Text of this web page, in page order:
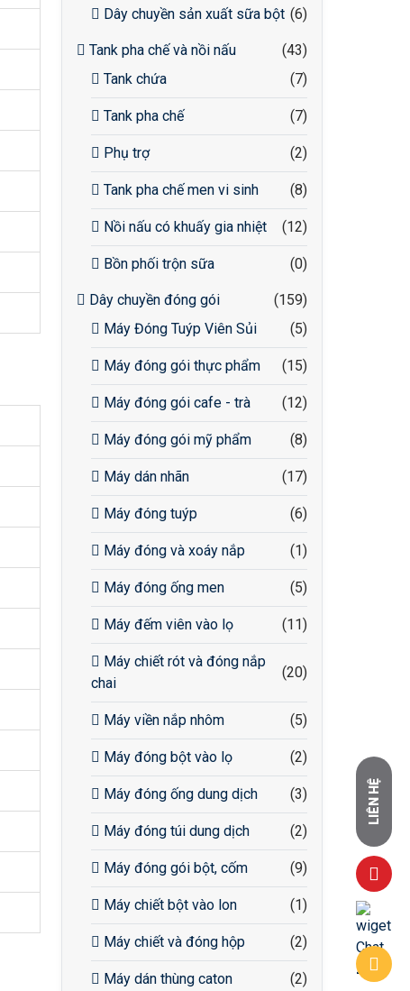
Dây chuyền sản xuất sữa bột (6)
Tank pha chế và nồi nấu
(43)
Tank chứa
(7)
Tank pha chế (7)
Phụ trợ (2)
Tank pha chế men vi sinh (8)
Nồi nấu có khuấy gia nhiệt (12)
Bồn phối trộn sữa (0)
Dây chuyền đóng gói
(159)
Máy Đóng Tuýp Viên Sủi
(5)
Máy đóng gói thực phẩm (15)
Máy đóng gói cafe - trà (12)
Máy đóng gói mỹ phẩm (8)
Máy dán nhãn (17)
Máy đóng tuýp (6)
Máy đóng và xoáy nắp (1)
Máy đóng ống men (5)
Máy đếm viên vào lọ (11)
Máy chiết rót và đóng nắp
chai
(20)
Máy viền nắp nhôm (5)
Máy đóng bột vào lọ (2)
Máy đóng ống dung dịch (3)
Máy đóng túi dung dịch (2)
Máy đóng gói bột, cốm (9)
Máy chiết bột vào lon (1)
Máy chiết và đóng hộp (2)
Máy dán thùng caton (2)
LIÊN HỆ